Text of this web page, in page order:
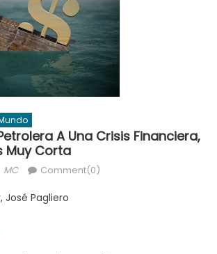
A Una Crisis Financiera,
Muy Corta
Author
MC Comment(0)
José Pagliero